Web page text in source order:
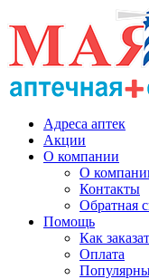
Адреса аптек
Акции
О компании
О
Контакты
Обратная
Помощь
Как
Оплата